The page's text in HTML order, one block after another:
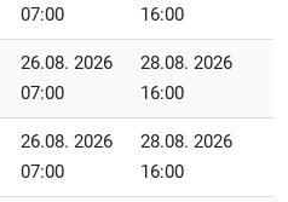
07:00
16:00
26.08. 2026
07:00
28.08. 2026
16:00
26.08. 2026
07:00
28.08. 2026
16:00